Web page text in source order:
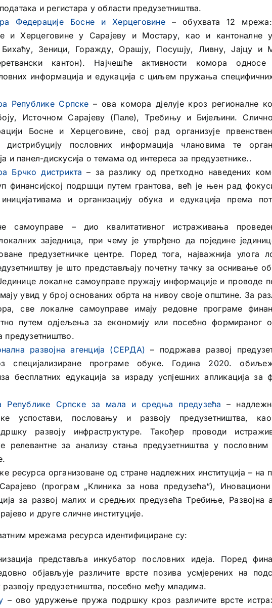
и регистара у области предузетништва.
Федерације Босне и Херцеговине– обухвата 12
и Херцеговине у Сарајеву и Мостару, као и кантоналне
Бихаћу, Зеници, Горажду, Орашју, Посушју, Ливну, Јајцу и
кантон). Најчешће активности комора
информација и едукација с циљем пружања
Републике Српске – ова комора дјелује кроз регионалне
Источном Сарајеву (Пале), Требињу и Бијељини.
Босне и Херцеговине, свој рад организује
пословних информација члановима те
и панел-дискусија о темама од интереса за предузетнике..
Брчко дистрикта – за разлику од претходно наведених
финансијској подршци путем грантова, већ је њен рад
и организацију обука и едукација према
самоуправе – дио квалитативног истраживања
заједница, при чему је утврђено да поједине
предузетничке центре. Поред тога, најважнија улога
је што представљају почетну тачку за оснивање
локалне самоуправе пружају информације и проводе
увид у број основаних обрта на нивоу своје општине. За
све локалне самоуправе имају редовне програме
путем одјељења за економију или посебно формираног
предузетништво.
развојна агенција (СЕРДА) – подржава развој
специјализиране програме обуке. Година 2020.
бесплатних едукација за израду успјешних апликација за
Републике Српске за мала и средња предузећа –
успостави, пословању и развоју предузетништва,
развоју инфраструктуре. Такођер проводи
релевантне за анализу стања предузетништва у пословним
ресурса организоване од стране надлежних институција – на
(програм „Клиника за нова предузећа“), Иновациони
за развој малих и средњих предузећа Требиње, Развојна
и друге сличне институције.
мрежама ресурса идентифициране су:
представља инкубатор пословних идеја. Поред
објављује различите врсте позива усмјерених на
развоју предузетништва, посебно међу младима.
– ово удружење пружа подршку кроз различите врсте